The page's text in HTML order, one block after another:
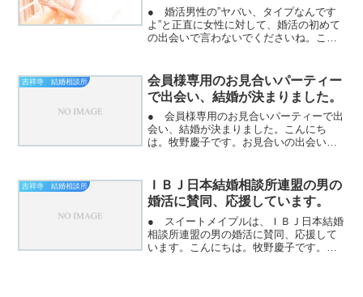
● 婚活男性の”ヤバい、タイプなんです
よ”と正直に女性に対して、婚活の初めて
の出会いで言わないでくださいね。こん
して、プロフィール写真でタイプの女性
をみつけ申し込みをす...
吉祥寺 結婚相談所
会員様専用のお見合いパーティー
で出会い、結婚が決まりました。
● 会員様専用のお見合いパーティーで出
会い、結婚が決まりました。こんにち
は。牧野慶子です。お見合いの出会いの
志、結婚への本気度の高い人たち同志な
どが出会えます。お見合い...
吉祥寺 結婚相談所
ＩＢＪ日本結婚相談所連盟の男の
婚活に賛同、応援しています。
● スイートメイプルは、ＩＢＪ日本結婚
相談所連盟の男の婚活に賛同、応援して
います。こんにちは。牧野慶子です。Ｉ